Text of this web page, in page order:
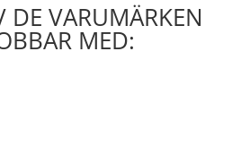
DE VARUMÄRKEN
MED: